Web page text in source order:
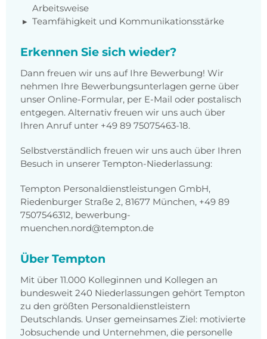
Arbeitsweise
Teamfähigkeit und Kommunikationsstärke
Erkennen Sie sich wieder?
Dann freuen wir uns auf Ihre Bewerbung! Wir
nehmen Ihre Bewerbungsunterlagen gerne über
unser Online-Formular, per E-Mail oder postalisch
entgegen. Alternativ freuen wir uns auch über
Ihren Anruf unter +49 89 75075463-18.
Selbstverständlich freuen wir uns auch über Ihren
Besuch in unserer Tempton-Niederlassung:
Tempton Personaldienstleistungen GmbH,
Riedenburger Straße 2, 81677 München, +49 89
7507546312, bewerbung-
muenchen.nord@tempton.de
Über Tempton
Mit über 11.000 Kolleginnen und Kollegen an
bundesweit 240 Niederlassungen gehört Tempton
zu den größten Personaldienstleistern
Deutschlands. Unser gemeinsames Ziel: motivierte
Jobsuchende und Unternehmen, die personelle